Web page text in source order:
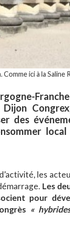
ici à la
des
les
Les
pour
«